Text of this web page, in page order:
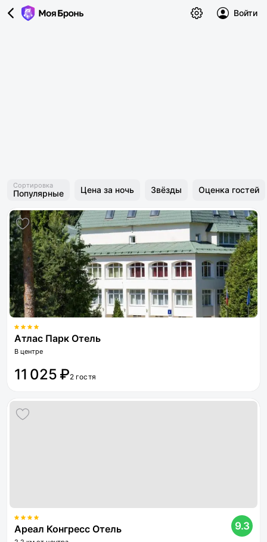
Войти
Сортировка
Популярные Цена за ночь Звёзды Оценка гостей
Атлас Парк Отель
В центре
11 025 ₽2 гостя
Ареал Конгресс Отель 9.3